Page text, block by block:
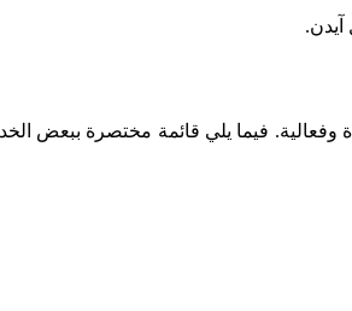
آيدن.
وفعالية. فيما يلي قائمة مختصرة ببعض